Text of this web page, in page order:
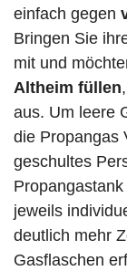
einfach gegen
Bringen Sie
mit und
Altheim füllen
aus. Um leere
die Propangas
geschultes
jeweils
deutlich mehr
Gasflaschen